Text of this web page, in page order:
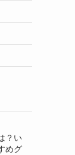
？い
めグ